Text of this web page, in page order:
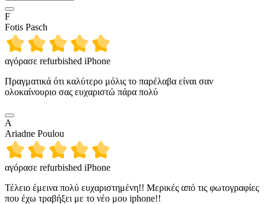
F
Fotis Pasch
αγόρασε refurbished iPhone
Πραγματικά ότι καλύτερο μόλις το παρέλαβα είναι σαν
ολοκαίνουριο σας ευχαριστώ πάρα πολύ
A
Ariadne Poulou
αγόρασε refurbished iPhone
Τέλειο έμεινα πολύ ευχαριστημένη!! Μερικές από τις φωτογραφίες
που έχω τραβήξει με το νέο μου iphone!!